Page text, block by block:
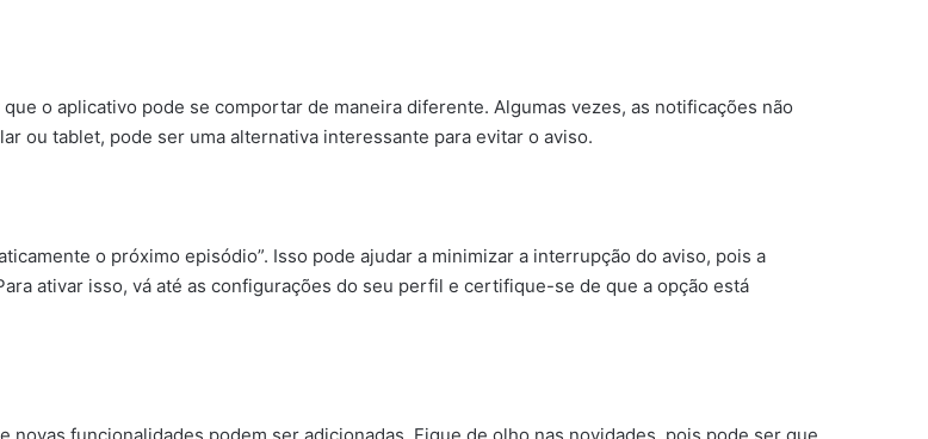
o aplicativo pode se comportar de maneira diferente. Algumas vezes, as notificações não
ou tablet, pode ser uma alternativa interessante para evitar o aviso.
o próximo episódio”. Isso pode ajudar a minimizar a interrupção do aviso, pois a
ativar isso, vá até as configurações do seu perfil e certifique-se de que a opção está